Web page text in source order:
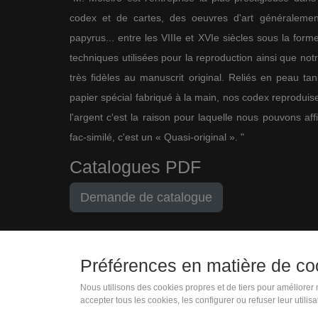
codex et de cartes, des oeuvres d'art
papyrus... entre les VIIIe et XVIe siècles sous la
techniques utilisées pour la reproduction ainsi que
très fidèles au manuscrit original. Reliés en peau
papier spécial fabriqué à la main, nos codex
l'argent c'est la raison pour laquelle nous pouvons
fac-similé, c'est un « Quasi-original ». "
Catalogues PDF
Demande de catalogue
+33 (0)1 83 75 34 43
Préférences en matière de
Nous utilisons des cookies propres et de tiers pour
accepter tous les cookies, les configurer ou refuser leur